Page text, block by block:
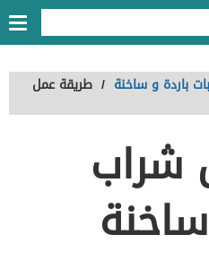
باردة و ساخنة / طريقة عمل
شراب